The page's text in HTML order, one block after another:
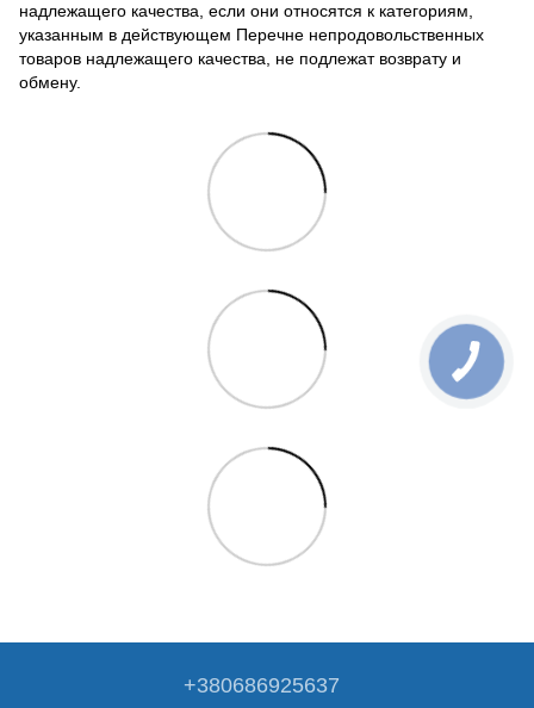
надлежащего качества, если они относятся к категориям,
указанным в действующем Перечне непродовольственных
товаров надлежащего качества, не подлежат возврату и
обмену.
+380686925637